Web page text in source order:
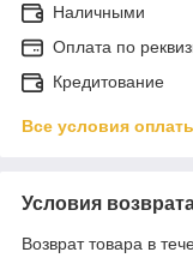
Наличными
Оплата по
Кредитование
Все условия
Условия
Возврат товара в